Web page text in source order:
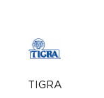
TIGRA